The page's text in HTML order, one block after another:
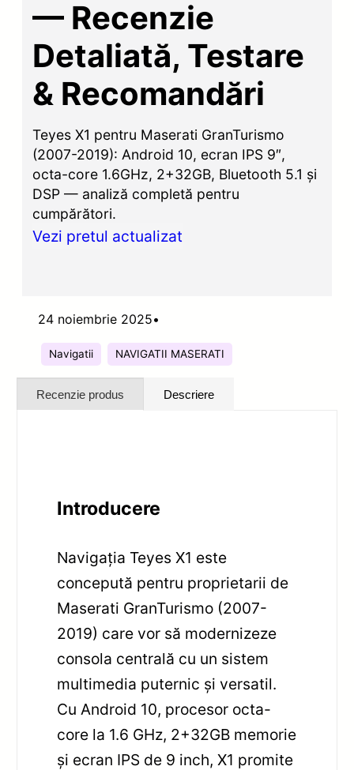
— Recenzie
Detaliată, Testare
& Recomandări
Teyes X1 pentru Maserati GranTurismo
(2007-2019): Android 10, ecran IPS 9″,
octa-core 1.6GHz, 2+32GB, Bluetooth 5.1 și
DSP — analiză completă pentru
cumpărători.
Vezi pretul actualizat
24 noiembrie 2025•
Navigatii NAVIGATII MASERATI
Recenzie produs Descriere
Introducere
Navigația Teyes X1 este
concepută pentru proprietarii de
Maserati GranTurismo (2007-
2019) care vor să modernizeze
consola centrală cu un sistem
multimedia puternic și versatil.
Cu Android 10, procesor octa-
core la 1.6 GHz, 2+32GB memorie
și ecran IPS de 9 inch, X1 promite